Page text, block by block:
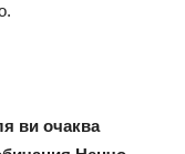
ви очаква